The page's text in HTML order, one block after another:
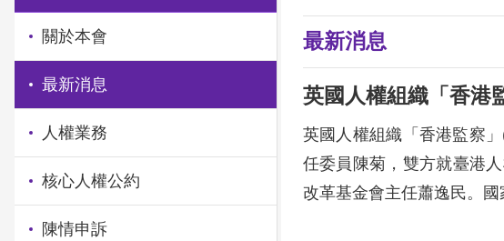
關於本會
最新消息
人權業務
核心人權公約
陳情申訴
最新消息
英國人權組織「香港
英國人權組織「香港監察
任委員陳菊，雙方就臺港
改革基金會主任蕭逸民。